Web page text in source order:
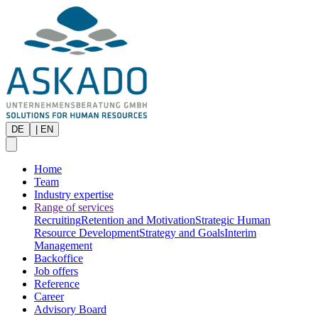
DE EN
Home
Team
Industry expertise
Range of services
RecruitingRetention and MotivationStrategic Human
Resource DevelopmentStrategy and GoalsInterim
Management
Backoffice
Job offers
Reference
Career
Advisory Board